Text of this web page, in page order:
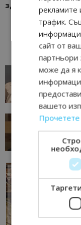
здравен туризъм
AI в
AI
Тим
AI
рекламите
трафик.
сайт от
партньори
може да я
вашето